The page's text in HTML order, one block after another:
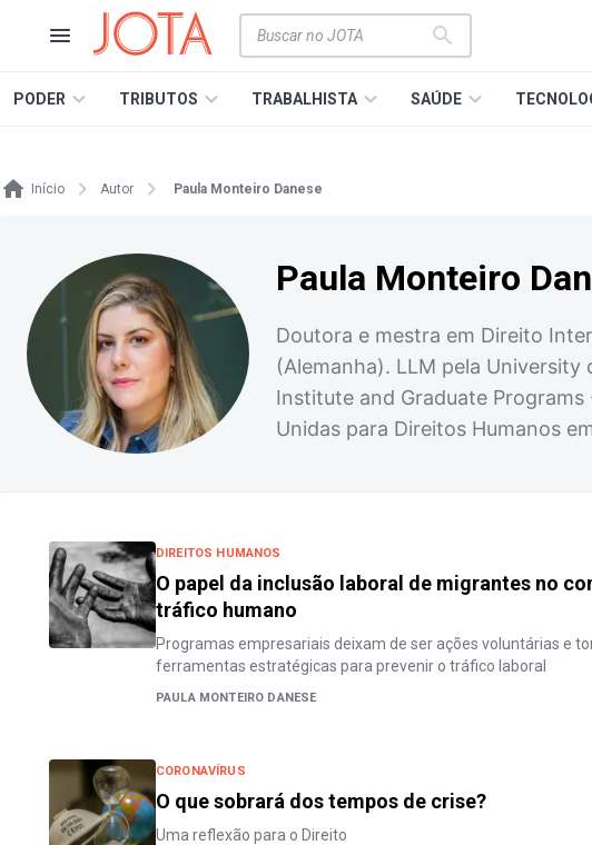
PODER TRIBUTOS TRABALHISTA SAÚDE
Início Autor Paula Monteiro Danese
Paula Monteiro
Doutora e mestra em Direito
(Alemanha). LLM pela
Institute and Graduate
Unidas para Direitos Humanos
DIREITOS HUMANOS
O papel da inclusão laboral de migrantes no
tráfico humano
Programas empresariais deixam de ser ações voluntárias e
ferramentas estratégicas para prevenir o tráfico laboral
PAULA MONTEIRO DANESE
CORONAVÍRUS
O que sobrará dos tempos de crise?
Uma reflexão para o Direito